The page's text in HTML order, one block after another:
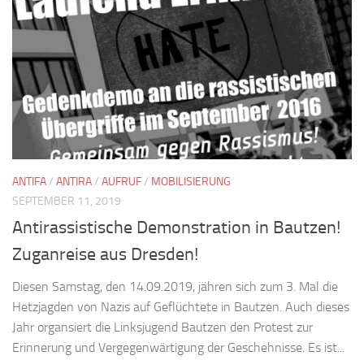
ANTIFA/ ANTIRA/ AUFRUF/ MOBILISIERUNG
SEPTEMBER 11, 2019
Antirassistische Demonstration in Bautzen!
Zuganreise aus Dresden!
Diesen Samstag, den 14.09.2019, jähren sich zum 3. Mal die
Hetzjagden von Nazis auf Geflüchtete in Bautzen. Auch dieses
Jahr organsiert die Linksjugend Bautzen den Protest zur
Erinnerung und Vergegenwärtigung der Geschehnisse. Es ist...